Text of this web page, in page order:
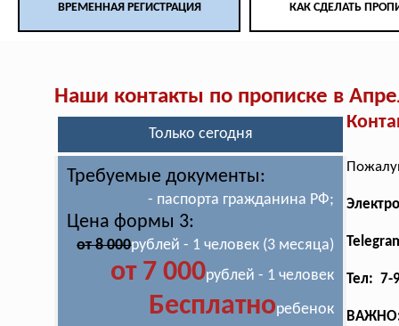
ВРЕМЕННАЯ РЕГИСТРАЦИЯ КАК СДЕЛАТЬ
Наши контакты по прописке в
Только сегодня
Требуемые документы:
- паспорта гражданина РФ;
Цена формы 3:
от 8 000рублей - 1 человек (3 месяца)
от 7 000рублей - 1 человек
Бесплатноребенок
Тел: 7-